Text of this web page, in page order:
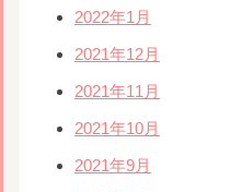
2022年1月
2021年12月
2021年11月
2021年10月
2021年9月